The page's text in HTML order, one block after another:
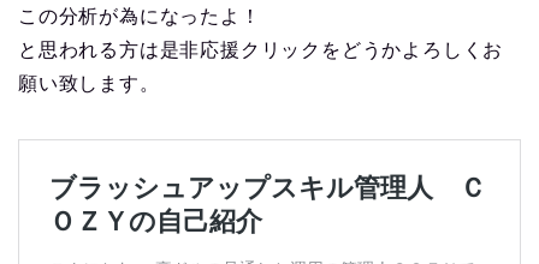
この分析が為になったよ！
と思われる方は是非応援クリックをどうかよろしくお
願い致します。